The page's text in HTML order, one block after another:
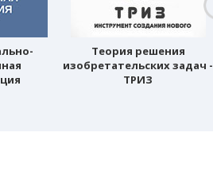
Теория решения
изобретательских задач -
ТРИЗ